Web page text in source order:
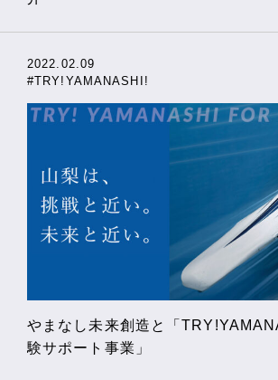
2022.02.09
#TRY!YAMANASHI!
やまなし未来創造と「
験サポート事業」